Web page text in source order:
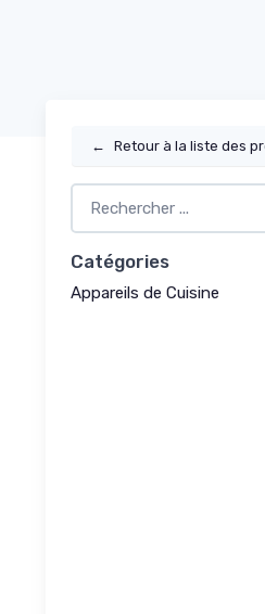
← Retour à la liste des
Catégories
Appareils de Cuisine